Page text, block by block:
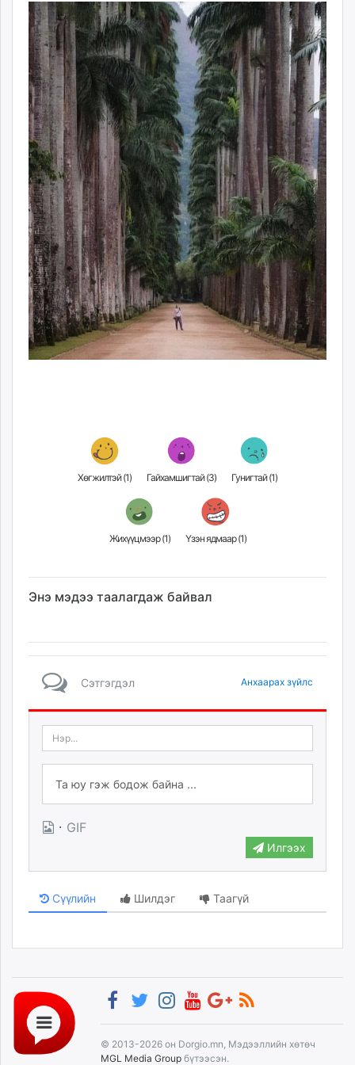
Хөгжилтэй (1) Гайхамшигтай (3) Гунигтай (1)
Жихүүцмээр (1) Үзэн ядмаар (1)
Энэ мэдээ таалагдаж байвал
Сэтгэгдэл Анхаарах зүйлс
· GIF
Илгээх
Сүүлийн Шилдэг Таагүй
© 2013-2026 он Dorgio.mn, Мэдээллийн хөтөч
MGL Media Group бүтээсэн.